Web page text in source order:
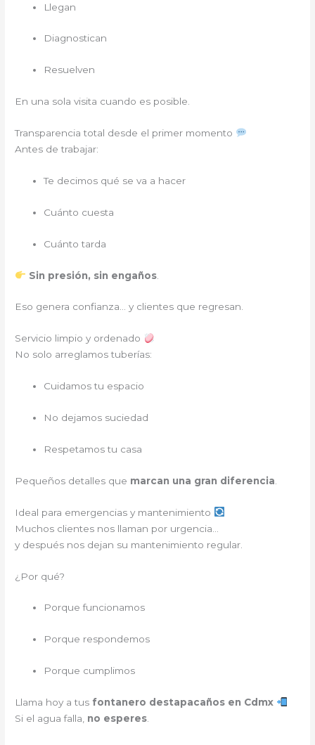
Llegan
Diagnostican
Resuelven
En una sola visita cuando es posible.
Transparencia total desde el primer momento
Antes de trabajar:
Te decimos qué se va a hacer
Cuánto cuesta
Cuánto tarda
Sin presión, sin engaños.
Eso genera confianza… y clientes que regresan.
Servicio limpio y ordenado
No solo arreglamos tuberías:
Cuidamos tu espacio
No dejamos suciedad
Respetamos tu casa
Pequeños detalles que marcan una gran diferencia
Ideal para emergencias y mantenimiento
Muchos clientes nos llaman por urgencia…
y después nos dejan su mantenimiento regular.
¿Por qué?
Porque funcionamos
Porque respondemos
Porque cumplimos
Llama hoy a tus fontanero destapacaños en Cdmx
Si el agua falla, no esperes